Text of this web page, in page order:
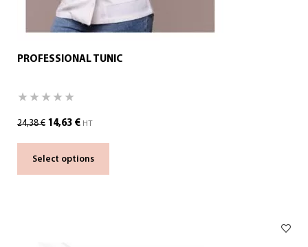
PROFESSIONAL TUNIC
24,38€ 14,63 € HT
Select options